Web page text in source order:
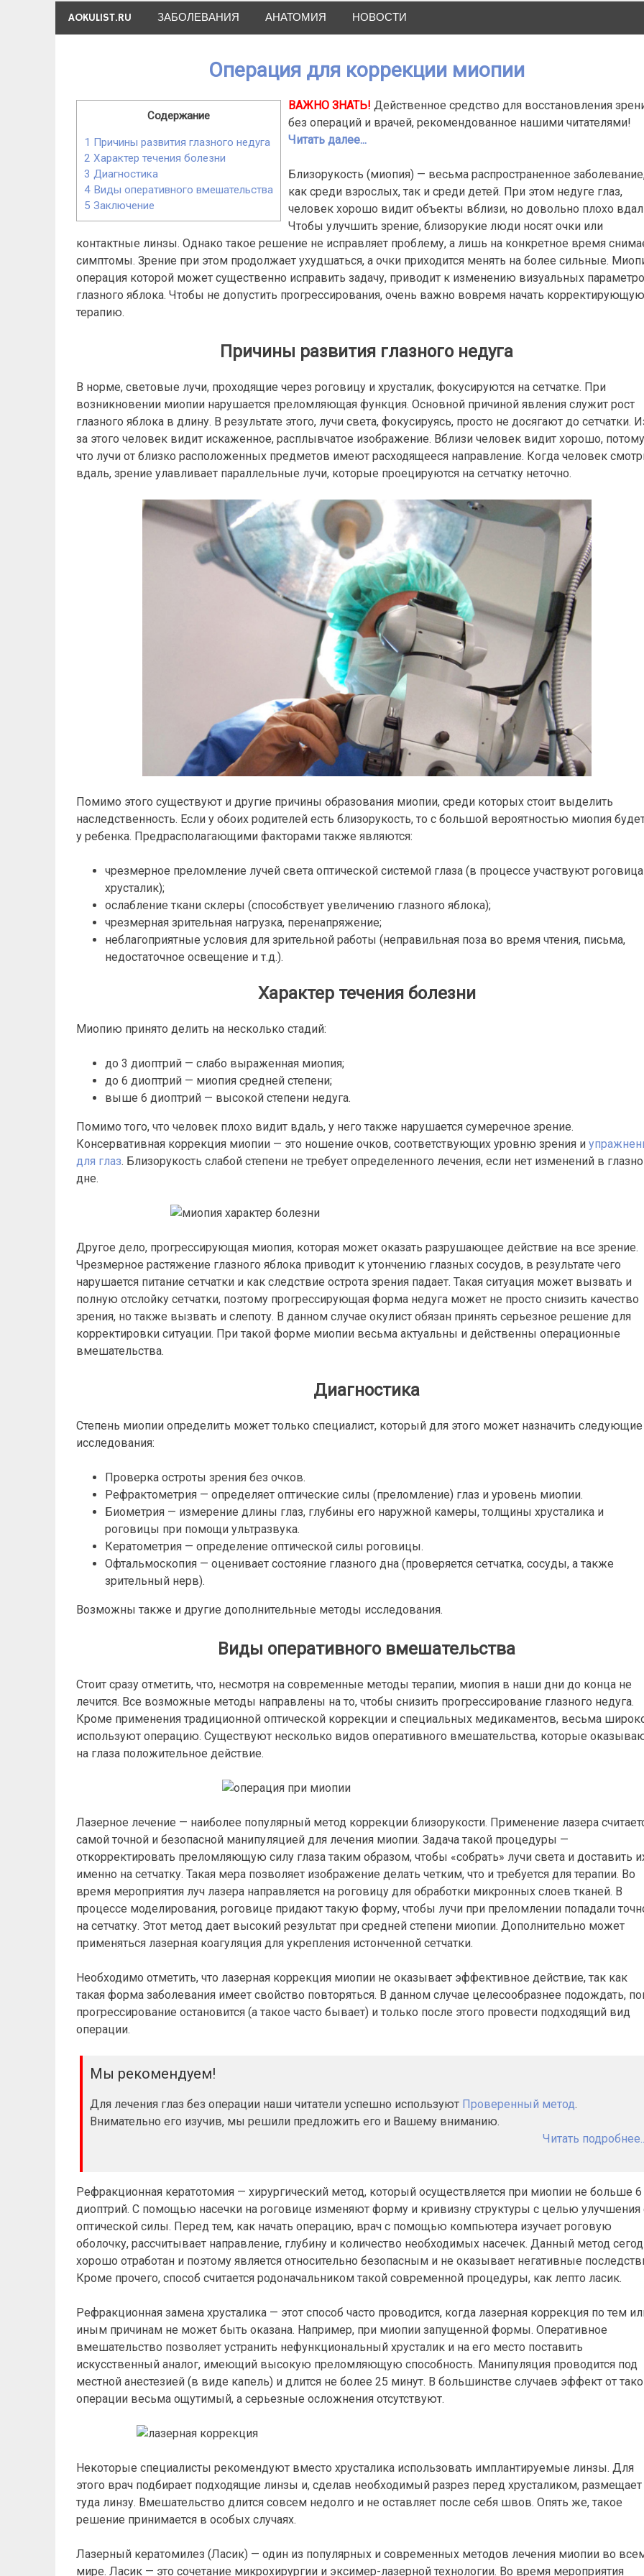
AOKULIST.RU ЗАБОЛЕВАНИЯ АНАТОМИЯ НОВОСТИ
Операция для коррекции миопии
Содержание
1 Причины развития глазного недуга
2 Характер течения болезни
3 Диагностика
4Виды оперативного вмешательства
5 Заключение
ВАЖНО ЗНАТЬ! Действенное средство для восстановления
без операций и врачей, рекомендованное нашими читателями!
Читать далее...
Близорукость (миопия) — весьма распространенное
как среди взрослых, так и среди детей. При этом недуге глаз,
человек хорошо видит объекты вблизи, но довольно плохо
Чтобы улучшить зрение, близорукие люди носят очки или
контактные линзы. Однако такое решение не исправляет проблему, а лишь на конкретное время
симптомы. Зрение при этом продолжает ухудшаться, а очки приходится менять на более сильные.
операция которой может существенно исправить задачу, приводит к изменению визуальных
глазного яблока. Чтобы не допустить прогрессирования, очень важно вовремя начать корректирующую
терапию.
Причины развития глазного недуга
В норме, световые лучи, проходящие через роговицу и хрусталик, фокусируются на сетчатке. При
возникновении миопии нарушается преломляющая функция. Основной причиной явления служит рост
глазного яблока в длину. В результате этого, лучи света, фокусируясь, просто не досягают до сетчатки.
за этого человек видит искаженное, расплывчатое изображение. Вблизи человек видит хорошо, потому
что лучи от близко расположенных предметов имеют расходящееся направление. Когда человек
вдаль, зрение улавливает параллельные лучи, которые проецируются на сетчатку неточно.
Помимо этого существуют и другие причины образования миопии, среди которых стоит выделить
наследственность. Если у обоих родителей есть близорукость, то с большой вероятностью миопия
у ребенка. Предрасполагающими факторами также являются:
чрезмерное преломление лучей света оптической системой глаза (в процессе участвуют
хрусталик);
ослабление ткани склеры (способствует увеличению глазного яблока);
чрезмерная зрительная нагрузка, перенапряжение;
неблагоприятные условия для зрительной работы (неправильная поза во время чтения, письма,
недостаточное освещение и т.д.).
Характер течения болезни
Миопию принято делить на несколько стадий:
до 3 диоптрий — слабо выраженная миопия;
до 6 диоптрий — миопия средней степени;
выше 6 диоптрий — высокой степени недуга.
Помимо того, что человек плохо видит вдаль, у него также нарушается сумеречное зрение.
Консервативная коррекция миопии — это ношение очков, соответствующих уровню зрения и
для глаз. Близорукость слабой степени не требует определенного лечения, если нет изменений в
дне.
Другое дело, прогрессирующая миопия, которая может оказать разрушающее действие на все зрение.
Чрезмерное растяжение глазного яблока приводит к утончению глазных сосудов, в результате чего
нарушается питание сетчатки и как следствие острота зрения падает. Такая ситуация может вызвать и
полную отслойку сетчатки, поэтому прогрессирующая форма недуга может не просто снизить качество
зрения, но также вызвать и слепоту. В данном случае окулист обязан принять серьезное решение для
корректировки ситуации. При такой форме миопии весьма актуальны и действенны операционные
вмешательства.
Диагностика
Степень миопии определить может только специалист, который для этого может назначить следующие
исследования:
Проверка остроты зрения без очков.
Рефрактометрия — определяет оптические силы (преломление) глаз и уровень миопии.
Биометрия — измерение длины глаз, глубины его наружной камеры, толщины хрусталика и
роговицы при помощи ультразвука.
Кератометрия — определение оптической силы роговицы.
Офтальмоскопия — оценивает состояние глазного дна (проверяется сетчатка, сосуды, а также
зрительный нерв).
Возможны также и другие дополнительные методы исследования.
Виды оперативного вмешательства
Стоит сразу отметить, что, несмотря на современные методы терапии, миопия в наши дни до конца не
лечится. Все возможные методы направлены на то, чтобы снизить прогрессирование глазного недуга.
Кроме применения традиционной оптической коррекции и специальных медикаментов, весьма
используют операцию. Существуют несколько видов оперативного вмешательства, которые
на глаза положительное действие.
Лазерное лечение — наиболее популярный метод коррекции близорукости. Применение лазера
самой точной и безопасной манипуляцией для лечения миопии. Задача такой процедуры —
откорректировать преломляющую силу глаза таким образом, чтобы «собрать» лучи света и доставить
именно на сетчатку. Такая мера позволяет изображение делать четким, что и требуется для терапии. Во
время мероприятия луч лазера направляется на роговицу для обработки микронных слоев тканей. В
процессе моделирования, роговице придают такую форму, чтобы лучи при преломлении попадали
на сетчатку. Этот метод дает высокий результат при средней степени миопии. Дополнительно может
применяться лазерная коагуляция для укрепления истонченной сетчатки.
Необходимо отметить, что лазерная коррекция миопии не оказывает эффективное действие, так как
такая форма заболевания имеет свойство повторяться. В данном случае целесообразнее подождать,
прогрессирование остановится (а такое часто бывает) и только после этого провести подходящий вид
операции.
Мы рекомендуем!
Для лечения глаз без операции наши читатели успешно используют Проверенный метод.
Внимательно его изучив, мы решили предложить его и Вашему вниманию.
Читать
Рефракционная кератотомия — хирургический метод, который осуществляется при миопии не больше 6
диоптрий. С помощью насечки на роговице изменяют форму и кривизну структуры с целью улучшения
оптической силы. Перед тем, как начать операцию, врач с помощью компьютера изучает роговую
оболочку, рассчитывает направление, глубину и количество необходимых насечек. Данный метод
хорошо отработан и поэтому является относительно безопасным и не оказывает негативные
Кроме прочего, способ считается родоначальником такой современной процедуры, как лепто ласик.
Рефракционная замена хрусталика — этот способ часто проводится, когда лазерная коррекция по тем
иным причинам не может быть оказана. Например, при миопии запущенной формы. Оперативное
вмешательство позволяет устранить нефункциональный хрусталик и на его место поставить
искусственный аналог, имеющий высокую преломляющую способность. Манипуляция проводится под
местной анестезией (в виде капель) и длится не более 25 минут. В большинстве случаев эффект от
операции весьма ощутимый, а серьезные осложнения отсутствуют.
Некоторые специалисты рекомендуют вместо хрусталика использовать имплантируемые линзы. Для
этого врач подбирает подходящие линзы и, сделав необходимый разрез перед хрусталиком, размещает
туда линзу. Вмешательство длится совсем недолго и не оставляет после себя швов. Опять же, такое
решение принимается в особых случаях.
Лазерный кератомилез (Ласик) — один из популярных и современных методов лечения миопии во
мире. Ласик — это сочетание микрохирургии и эксимер-лазерной технологии. Во время мероприятия